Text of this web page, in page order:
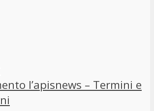
l’apisnews – Termini e